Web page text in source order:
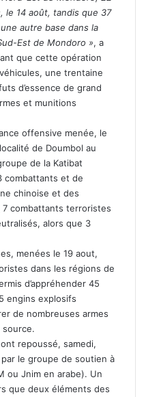
14 août, tandis que 37
autre base dans la
Est de Mondoro », a
que cette opération
une trentaine
d’essence de grand
et munitions
offensive menée, le
de Doumbol au
de la Katibat
combattants et de
chinoise et des
7 combattants terroristes
alors que 3
menées le 19 aout,
dans les régions de
d’appréhender 45
engins explosifs
de nombreuses armes
source.
repoussé, samedi,
le groupe de soutien à
ou Jnim en arabe). Un
que deux éléments des